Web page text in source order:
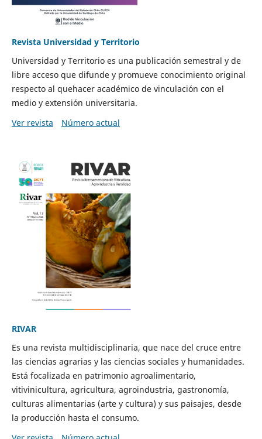
Revista Universidad y Territorio
Universidad y Territorio es una publicación semestral y de
libre acceso que difunde y promueve conocimiento original
respecto al quehacer académico de vinculación con el
medio y extensión universitaria.
Ver revista
Número actual
RIVAR
Es una revista multidisciplinaria, que nace del cruce entre
las ciencias agrarias y las ciencias sociales y humanidades.
Está focalizada en patrimonio agroalimentario,
vitivinicultura, agricultura, agroindustria, gastronomía,
culturas alimentarias (arte y cultura) y sus paisajes, desde
la producción hasta el consumo.